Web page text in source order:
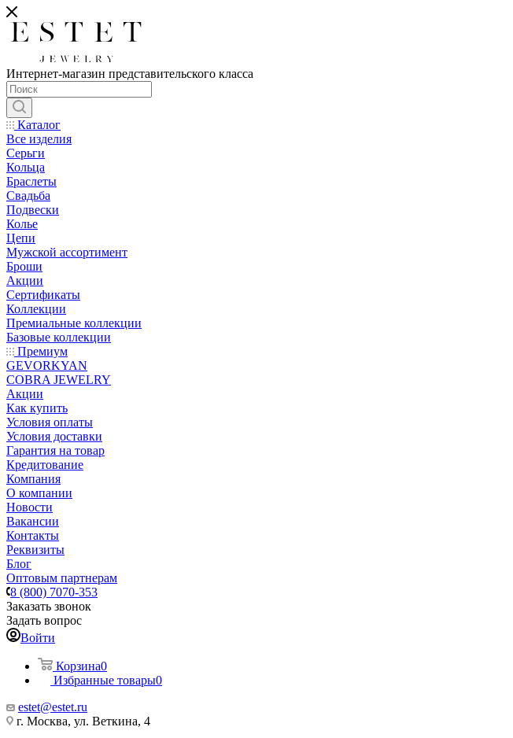
Интернет-магазин представительского класса
Каталог
Все изделия
Серьги
Кольца
Браслеты
Свадьба
Подвески
Колье
Цепи
Мужской ассортимент
Броши
Акции
Сертификаты
Коллекции
Премиальные коллекции
Базовые коллекции
Премиум
GEVORKYAN
COBRA JEWELRY
Акции
Как купить
Условия оплаты
Условия доставки
Гарантия на товар
Кредитование
Компания
О компании
Новости
Вакансии
Контакты
Реквизиты
Блог
Оптовым партнерам
8 (800) 7070-353
Заказать звонок
Задать вопрос
Войти
Корзина0
Избранные товары0
estet@estet.ru
г. Москва, ул. Веткина, 4